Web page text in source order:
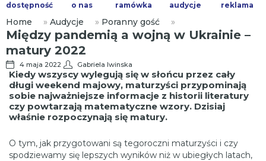
treści
dostępność o nas ramówka audycje reklama
Home » Audycje » Poranny gość »
Między pandemią a wojną w Ukrainie –
matury 2022
4 maja 2022 Gabriela Iwinska
Kiedy wszyscy wylegują się w słońcu przez cały
długi weekend majowy, maturzyści przypominają
sobie najważniejsze informacje z historii literatury
czy powtarzają matematyczne wzory. Dzisiaj
właśnie rozpoczynają się matury.
O tym, jak przygotowani są tegoroczni maturzyści i czy
spodziewamy się lepszych wyników niż w ubiegłych latach,